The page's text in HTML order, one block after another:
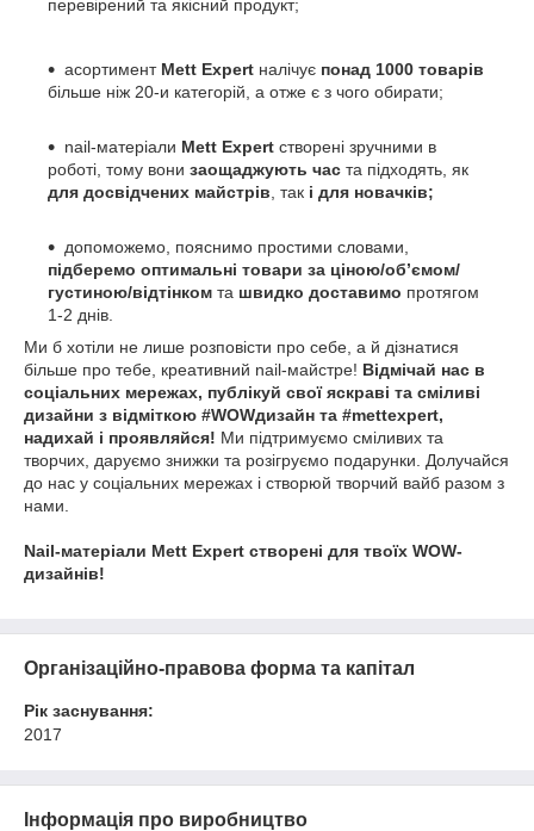
перевірений та якісний продукт;
асортимент Mett Expert налічує понад 1000 товарів
більше ніж 20-и категорій, а отже є з чого обирати;
nail-матеріали Mett Expert створені зручними в
роботі, тому вони заощаджують час та підходять, як
для досвідчених майстрів , так і для новачків;
допоможемо, пояснимо простими словами,
підберемо оптимальні товари за ціною/об’ємом/
густиною/відтінком та швидко доставимо протягом
1-2 днів.
Ми б хотіли не лише розповісти про себе, а й дізнатися
більше про тебе, креативний nail-майстре! Відмічай нас в
соціальних мережах, публікуй свої яскраві та сміливі
дизайни з відміткою #WOWдизайн та #mettexpert,
надихай і проявляйся! Ми підтримуємо сміливих та
творчих, даруємо знижки та розігруємо подарунки. Долучайся
до нас у соціальних мережах і створюй творчий вайб разом з
нами.
Nail-матеріали Mett Expert створені для твоїх WOW-
дизайнів!
Організаційно-правова форма та капітал
Рік заснування:
2017
Інформація про виробництво